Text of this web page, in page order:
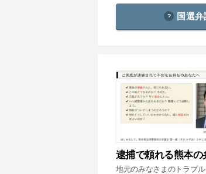
国選
逮捕で頼れる熊本の
地元のみなさまのトラブ